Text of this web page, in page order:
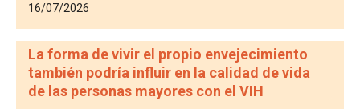
16/07/2026
La forma de vivir el propio envejecimiento
también podría influir en la calidad de vida
de las personas mayores con el VIH